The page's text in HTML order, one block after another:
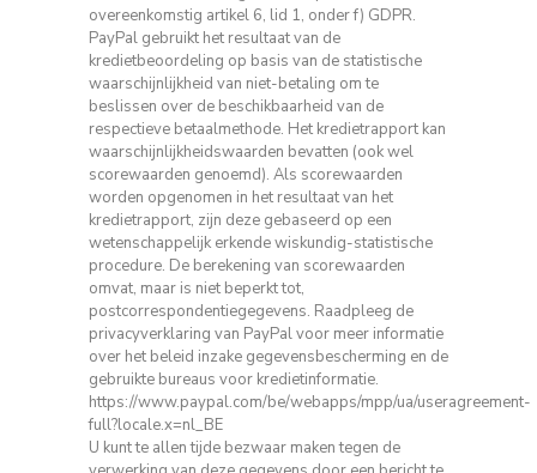
overeenkomstig artikel 6, lid 1, onder f) GDPR.
PayPal gebruikt het resultaat van de
kredietbeoordeling op basis van de statistische
waarschijnlijkheid van niet-betaling om te
beslissen over de beschikbaarheid van de
respectieve betaalmethode. Het kredietrapport kan
waarschijnlijkheidswaarden bevatten (ook wel
scorewaarden genoemd). Als scorewaarden
worden opgenomen in het resultaat van het
kredietrapport, zijn deze gebaseerd op een
wetenschappelijk erkende wiskundig-statistische
procedure. De berekening van scorewaarden
omvat, maar is niet beperkt tot,
postcorrespondentiegegevens. Raadpleeg de
privacyverklaring van PayPal voor meer informatie
over het beleid inzake gegevensbescherming en de
gebruikte bureaus voor kredietinformatie.
https://www.paypal.com/be/webapps/mpp/ua/useragreement-
full?locale.x=nl_BE
U kunt te allen tijde bezwaar maken tegen de